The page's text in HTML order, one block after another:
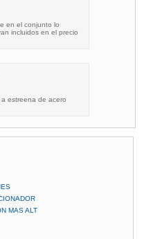
en el conjunto lo
incluidos en el precio
estreena de acero
MAS ALT